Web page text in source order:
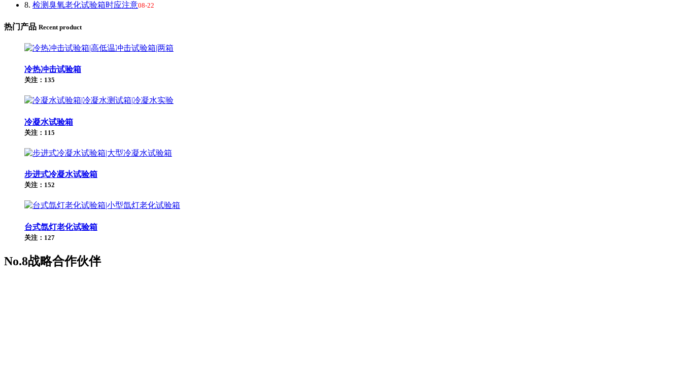
8. 检测臭氧老化试验箱时应注意08-22
热门产品 Recent product
冷热冲击试验箱
关注：135
冷凝水试验箱
关注：115
步进式冷凝水试验箱
关注：152
台式氙灯老化试验箱
关注：127
No.8战略合作伙伴